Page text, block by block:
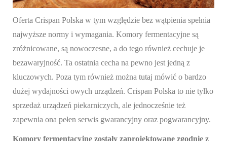
Oferta Crispan Polska w tym względzie bez wątpienia spełnia
najwyższe normy i wymagania. Komory fermentacyjne są
zróżnicowane, są nowoczesne, a do tego również cechuje je
bezawaryjność. Ta ostatnia cecha na pewno jest jedną z
kluczowych. Poza tym również można tutaj mówić o bardzo
dużej wydajności owych urządzeń. Crispan Polska to nie tylko
sprzedaż urządzeń piekarniczych, ale jednocześnie też
zapewnia ona pełen serwis gwarancyjny oraz pogwarancyjny.
Komory fermentacyjne zostały zaprojektowane zgodnie z